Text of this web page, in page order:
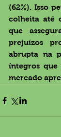
(62%). Isso
colheita até
que
prejuízos
abrupta na
íntegros que
mercado